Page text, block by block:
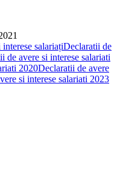
salariațiDeclaratii de
de avere si interese salariati
2020Declaratii de avere
si interese salariati 2023